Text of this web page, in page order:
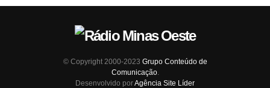
© Copyright 2000-2023 Grupo Conteúdo de
Comunicação.
Desenvolvido porAgência Site Líder